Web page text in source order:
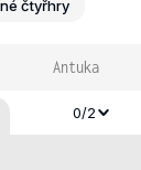
čtyřhry
Antuka
0/2